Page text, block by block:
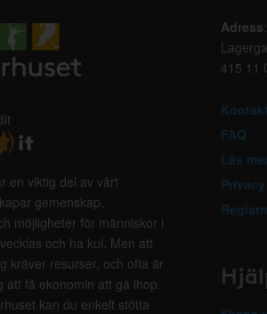
en viktig del av vårt
gemenskap,
möjligheter för människor i
och ha kul. Men att
kräver resurser, och ofta är
att få ekonomin att gå ihop.
kan du enkelt stötta
Adress:
415 11
FAQ
Läs